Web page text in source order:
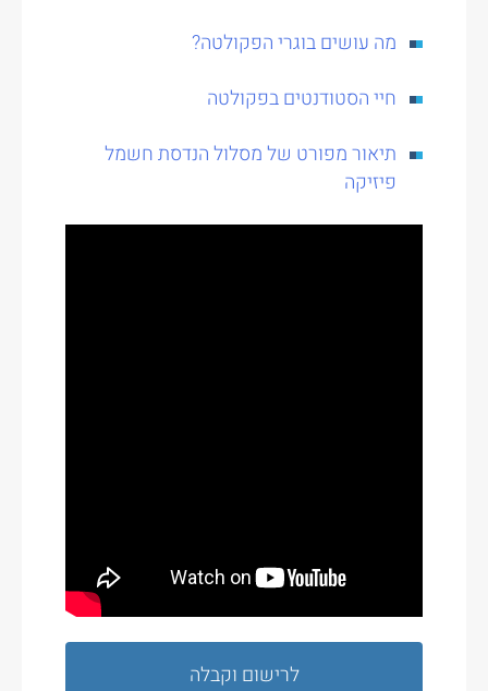
מה עושים בוגרי הפקולטה?
חיי הסטודנטים בפקולטה
תיאור מפורט של מסלול הנדסת חשמל
פיזיקה
לרישום וקבלה